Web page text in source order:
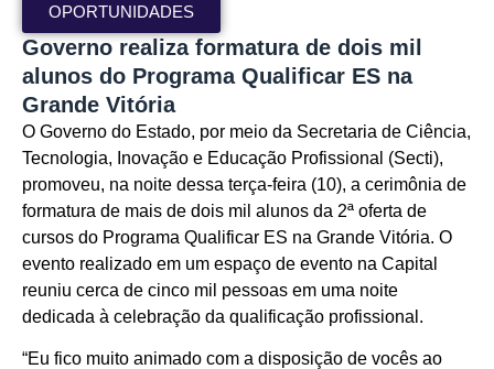
OPORTUNIDADES
Governo realiza formatura de dois mil
alunos do Programa Qualificar ES na
Grande Vitória
O Governo do Estado, por meio da Secretaria de Ciência,
Tecnologia, Inovação e Educação Profissional (Secti),
promoveu, na noite dessa terça-feira (10), a cerimônia de
formatura de mais de dois mil alunos da 2ª oferta de
cursos do Programa Qualificar ES na Grande Vitória. O
evento realizado em um espaço de evento na Capital
reuniu cerca de cinco mil pessoas em uma noite
dedicada à celebração da qualificação profissional.
“Eu fico muito animado com a disposição de vocês ao